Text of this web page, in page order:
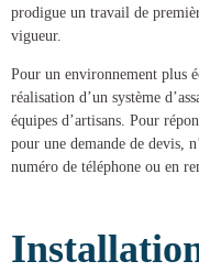
prodigue un travail de
vigueur.
Pour un environnement plus
réalisation d’un système
équipes d’artisans. Pour
pour une demande de devis,
numéro de téléphone ou en